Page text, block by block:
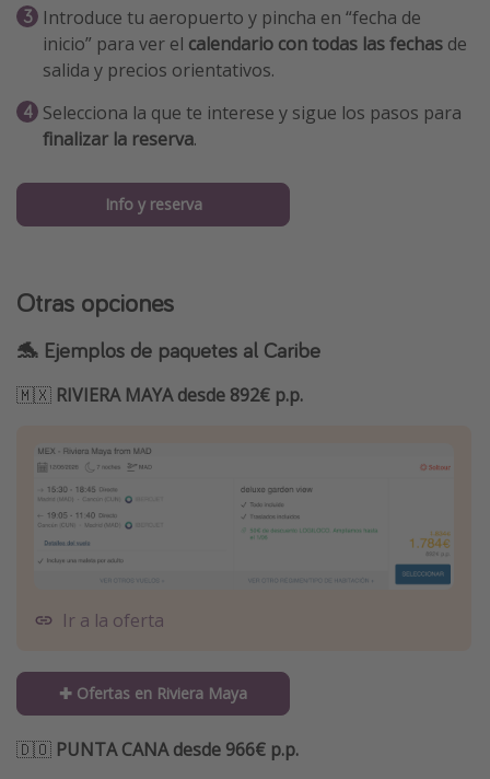
Introduce tu aeropuerto y pincha en “fecha de
inicio” para ver el calendario con todas las fechas de
salida y precios orientativos.
Selecciona la que te interese y sigue los pasos para
finalizar la reserva.
Info y reserva
Otras opciones
🐬 Ejemplos de paquetes al Caribe
🇲🇽 RIVIERA MAYA desde 892€ p.p.
Ir a la oferta
✚ Ofertas en Riviera Maya
🇩🇴 PUNTA CANA desde 966€ p.p.